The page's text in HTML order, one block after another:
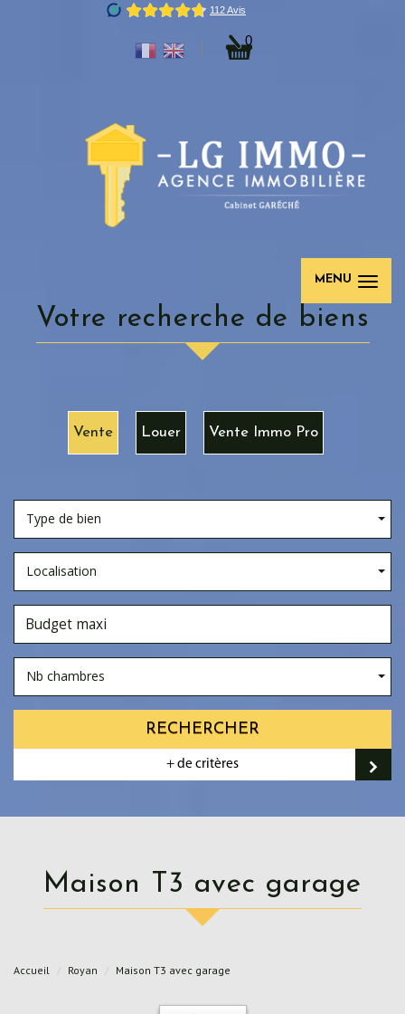
0
MENU
votre recherche de biens
Vente Louer Vente Immo Pro
Type de bien
Localisation
Nb chambres
RECHERCHER
+ de critères
Maison T3 avec garage
Accueil Royan Maison T3 avec garage